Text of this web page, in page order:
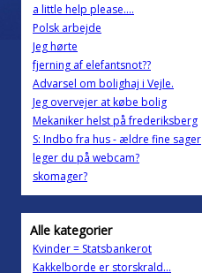
a little help please....
Polsk arbejde
Jeg hørte
fjerning af elefantsnot??
Advarsel om bolighaj i Vejle.
Jeg overvejer at købe bolig
Mekaniker helst på frederiksberg
S: Indbo fra hus - ældre fine sager
leger du på webcam?
skomager?
Alle kategorier
Kvinder = Statsbankerot
Kakkelborde er storskrald...